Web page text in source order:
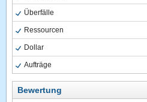
Überfälle
Ressourcen
Dollar
Aufträge
Bewertung